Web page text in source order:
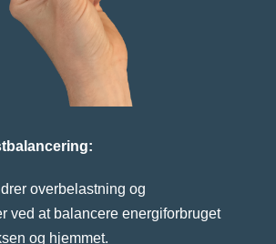
overbelastning og
ved at balancere energiforbruget
og hjemmet.